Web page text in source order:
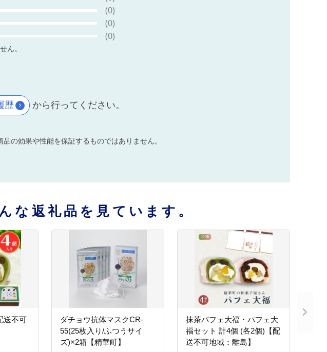
(0)
(0)
(0)
ん。
歴 から行ってください。
の効果や性能を保証するものではありません。
な返礼品を見ています。
送不可
ダチョウ抗体マスクCR-
55(25枚入り/ふつうサイ
ズ)×2箱【精華町】
抹茶パフェ大福・パフェ大
福セット 計4個 (各2個)【配
送不可地域：離島】